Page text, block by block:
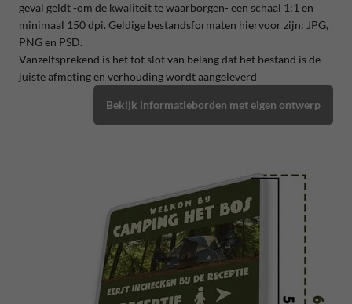
geval geldt -om de kwaliteit te waarborgen- een schaal 1:1 en
minimaal 150 dpi. Geldige bestandsformaten hiervoor zijn: JPG,
PNG en PSD.
Vanzelfsprekend is het tot slot van belang dat het bestand is de
juiste afmeting en verhouding wordt aangeleverd
Bekijk informatieborden met eigen ontwerp